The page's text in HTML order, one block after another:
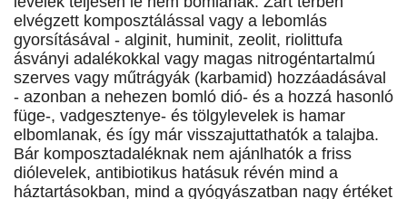
elvégzett komposztálással vagy a lebomlás
gyorsításával - alginit, huminit, zeolit, riolittufa
ásványi adalékokkal vagy magas nitrogéntartalmú
szerves vagy műtrágyák (karbamid) hozzáadásával
- azonban a nehezen bomló dió- és a hozzá hasonló
füge-, vadgesztenye- és tölgylevelek is hamar
elbomlanak, és így már visszajuttathatók a talajba.
Bár komposztadaléknak nem ajánlhatók a friss
diólevelek, antibiotikus hatásuk révén mind a
háztartásokban, mind a gyógyászatban nagy értéket